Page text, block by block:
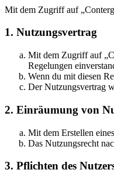
Mit dem Zugriff auf
1. Nutzungsvertrag
Mit dem Zugriff auf
Regelungen
Wenn du mit diesen
Der Nutzungsvertrag
2. Einräumung von
Mit dem Erstellen
Das Nutzungsrecht
3. Pflichten des